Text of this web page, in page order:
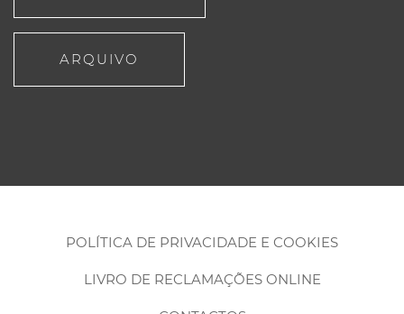
ARQUIVO
POLÍTICA DE PRIVACIDADE E COOKIES
LIVRO DE RECLAMAÇÕES ONLINE